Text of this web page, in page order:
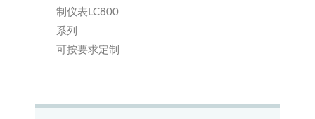
制仪表LC800
系列
可按要求定制